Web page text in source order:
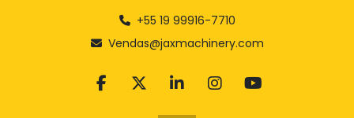
+55 19 99916-7710
Vendas@jaxmachinery.com
facebook
twitterlinkedininstagram
youtube